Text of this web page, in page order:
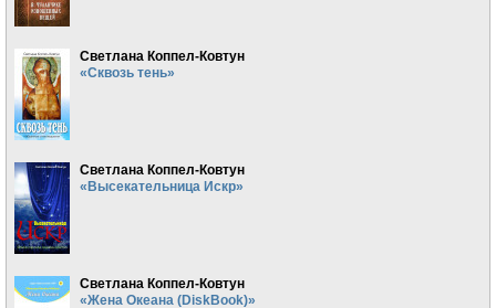
Светлана Коппел-Ковтун
«Сквозь тень»
Светлана Коппел-Ковтун
«Высекательница Искр»
Светлана Коппел-Ковтун
«Жена Океана (DiskBook)»